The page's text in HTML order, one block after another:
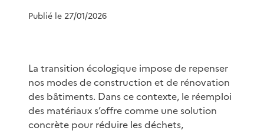
Publié le 27/01/2026
La transition écologique impose de repenser
nos modes de construction et de rénovation
des bâtiments. Dans ce contexte, le réemploi
des matériaux s’offre comme une solution
concrète pour réduire les déchets,